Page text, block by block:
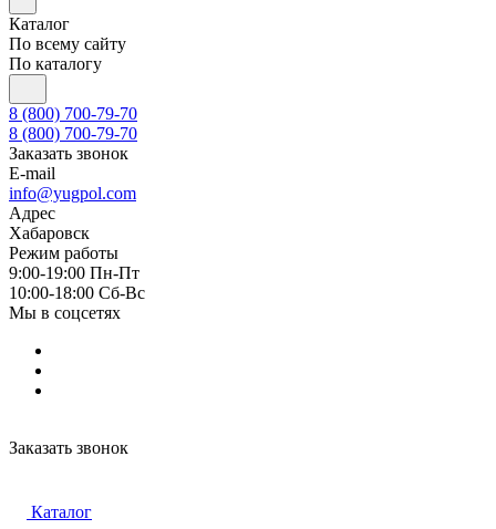
Каталог
По всему сайту
По каталогу
8 (800) 700-79-70
8 (800) 700-79-70
Заказать звонок
E-mail
info@yugpol.com
Адрес
Хабаровск
Режим работы
9:00-19:00 Пн-Пт
10:00-18:00 Cб-Вс
Мы в соцсетях
Заказать звонок
Каталог